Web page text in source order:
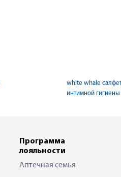
white whale
интимной
Программа
лояльности
Аптечная семья